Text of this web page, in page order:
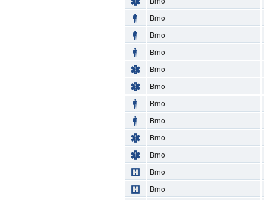
Brno
Brno
Brno
Brno
Brno
Brno
Brno
Brno
Brno
Brno
Brno